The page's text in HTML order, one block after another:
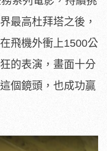
最高杜拜塔之後，
飛機外衝上1500公
的表演，畫面十分
個鏡頭，也成功贏